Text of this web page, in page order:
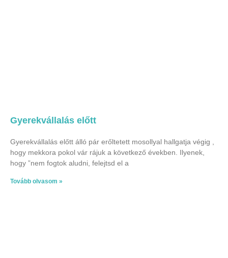
Gyerekvállalás előtt
Gyerekvállalás előtt álló pár erőltetett mosollyal hallgatja végig ,
hogy mekkora pokol vár rájuk a következő években. Ilyenek,
hogy ”nem fogtok aludni, felejtsd el a
Tovább olvasom »